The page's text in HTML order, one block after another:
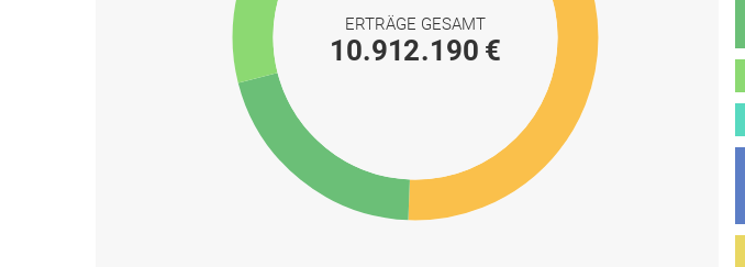
ERTRÄGE GESAMT
10.912.190 €